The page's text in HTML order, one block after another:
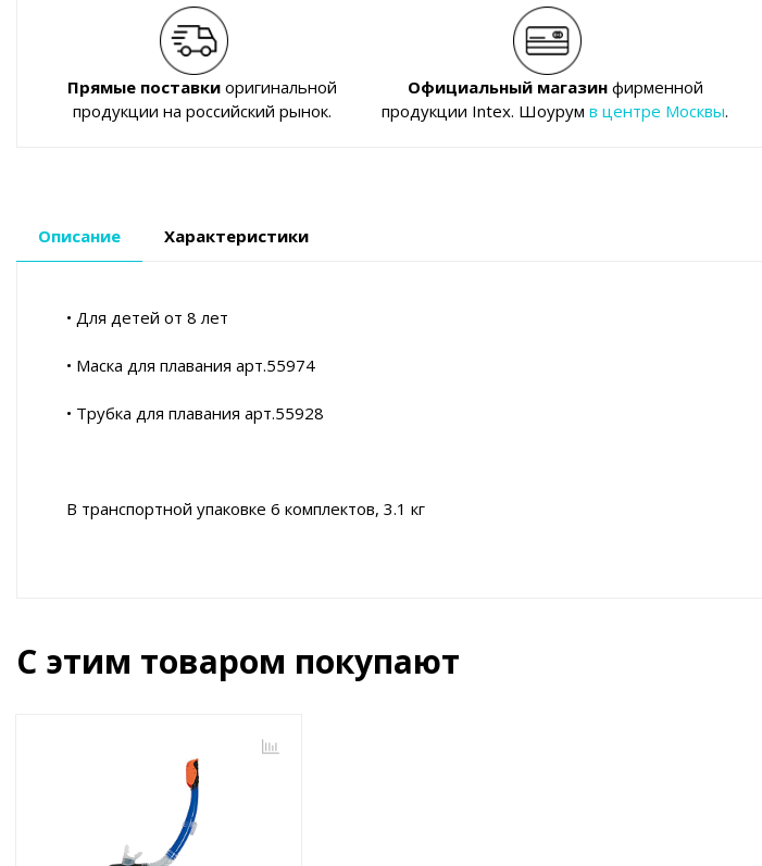
Прямые поставкиоригинальной
продукции на российский рынок.
Официальный магазинфирменной
продукции Intex. Шоурумв центре Москвы.
Описание Характеристики
• Для детей от 8 лет
• Маска для плавания арт.55974
• Трубка для плавания арт.55928
В транспортной упаковке 6 комплектов, 3.1 кг
С этим товаром покупают